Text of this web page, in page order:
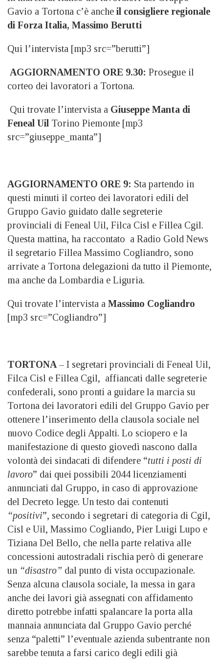
Gavio a Tortona c’è anche il consigliere regionale
di Forza Italia, Massimo Berutti
Qui l’intervista [mp3 src=”berutti”]
AGGIORNAMENTO ORE 9.30: Prosegue il
corteo dei lavoratori a Tortona.
Qui trovate l’intervista a Giuseppe Manta di
Feneal Uil Torino Piemonte [mp3
src=”giuseppe_manta”]
AGGIORNAMENTO ORE 9: Sta partendo in
questi minuti il corteo dei lavoratori edili del
Gruppo Gavio guidato dalle segreterie
provinciali di Feneal Uil, Filca Cisl e Fillea Cgil.
Questa mattina, ha raccontato a Radio Gold News
il segretario Fillea Massimo Cogliandro, sono
arrivate a Tortona delegazioni da tutto il Piemonte,
ma anche da Lombardia e Liguria.
Qui trovate l’intervista a Massimo Cogliandro
[mp3 src=”Cogliandro”]
TORTONA – I segretari provinciali di Feneal Uil,
Filca Cisl e Fillea Cgil, affiancati dalle segreterie
confederali, sono pronti a guidare la marcia su
Tortona dei lavoratori edili del Gruppo Gavio per
ottenere l’inserimento della clausola sociale nel
nuovo Codice degli Appalti. Lo sciopero e la
manifestazione di questo giovedì nascono dalla
volontà dei sindacati di difendere “tutti i posti di
lavoro” dai quei possibili 2044 licenziamenti
annunciati dal Gruppo, in caso di approvazione
del Decreto legge. Un testo dai contenuti
“positivi”, secondo i segretari di categoria di Cgil,
Cisl e Uil, Massimo Cogliando, Pier Luigi Lupo e
Tiziana Del Bello, che nella parte relativa alle
concessioni autostradali rischia però di generare
un “disastro” dal punto di vista occupazionale.
Senza alcuna clausola sociale, la messa in gara
anche dei lavori già assegnati con affidamento
diretto potrebbe infatti spalancare la porta alla
mannaia annunciata dal Gruppo Gavio perché
senza “paletti” l’eventuale azienda subentrante non
sarebbe tenuta a farsi carico degli edili già